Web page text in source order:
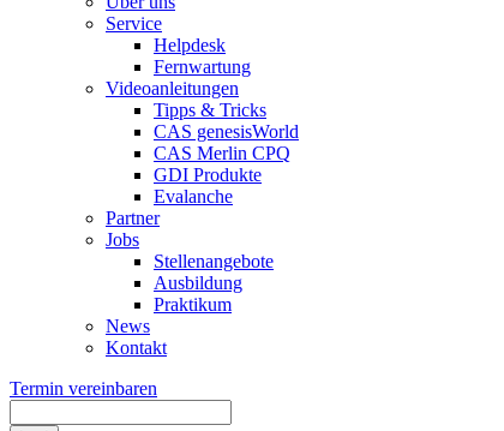
Service
Helpdesk
Fernwartung
Videoanleitungen
Tipps & Tricks
CAS genesisWorld
CAS Merlin CPQ
GDI Produkte
Evalanche
Partner
Jobs
Stellenangebote
Ausbildung
Praktikum
News
Kontakt
Termin vereinbaren